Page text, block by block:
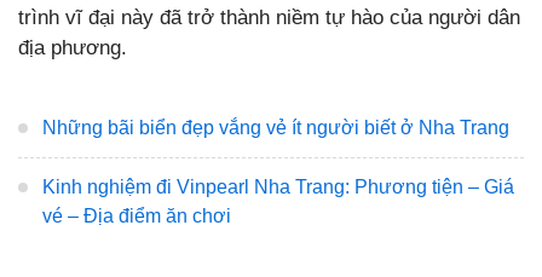
trình vĩ đại này đã trở thành niềm tự hào của người dân
địa phương.
Những bãi biển đẹp vắng vẻ ít người biết ở Nha Trang
Kinh nghiệm đi Vinpearl Nha Trang: Phương tiện – Giá
vé – Địa điểm ăn chơi